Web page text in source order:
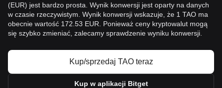
(EUR) jest bardzo prosta. Wynik konwersji jest oparty na danych
w czasie rzeczywistym. Wynik konwersji wskazuje, że 1 TAO ma
obecnie wartość 172.53 EUR. Ponieważ ceny kryptowalut mogą
się szybko zmieniać, zalecamy sprawdzenie wyniku konwersji.
Kup/sprzedaj TAO teraz
Kup w aplikacji Bitget